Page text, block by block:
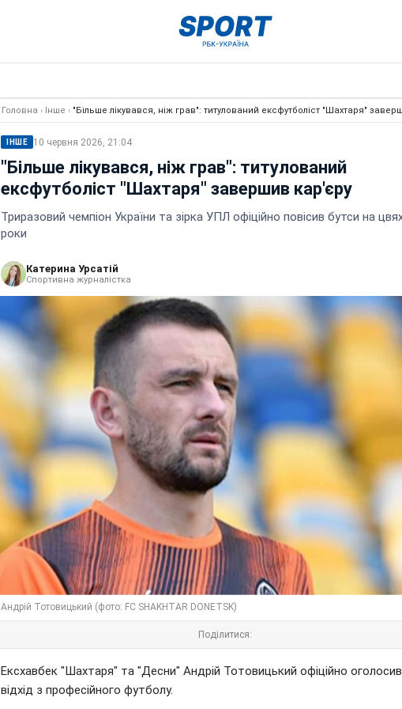
Головна › Інше › "Більше лікувався, ніж грав": титулований ексфутболіст "Шахтаря"
ІНШЕ 10 червня 2026, 21:04
"Більше лікувався, ніж грав": титулований
ексфутболіст "Шахтаря" завершив кар'єру
Триразовий чемпіон України та зірка УПЛ офіційно повісив бутси на
роки
Катерина Урсатій
Спортивна журналістка
Андрій Тотовицький (фото: FC SHAKHTAR DONETSK)
Поділитися:
Ексхавбек "Шахтаря" та "Десни" Андрій Тотовицький офіційно
відхід з професійного футболу.